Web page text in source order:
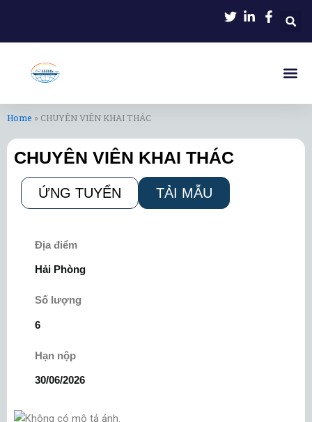
nội
Home » CHUYÊN VIÊN KHAI THÁC
CHUYÊN VIÊN KHAI THÁC
ỨNG TUYỂN TẢI MẪU
Địa điểm
Hải Phòng
Số lượng
6
Hạn nộp
30/06/2026